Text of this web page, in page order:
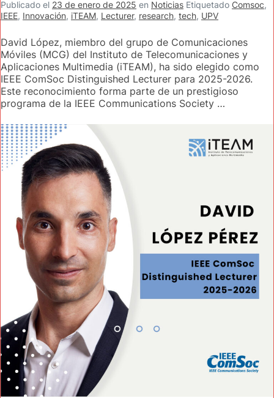
Publicado el 23 de enero de 2025 en Noticias Etiquetado Comsoc,
IEEE, Innovación, iTEAM, Lecturer, research, tech, UPV
David López, miembro del grupo de Comunicaciones
Móviles (MCG) del Instituto de Telecomunicaciones y
Aplicaciones Multimedia (iTEAM), ha sido elegido como
IEEE ComSoc Distinguished Lecturer para 2025-2026.
Este reconocimiento forma parte de un prestigioso
programa de la IEEE Communications Society …